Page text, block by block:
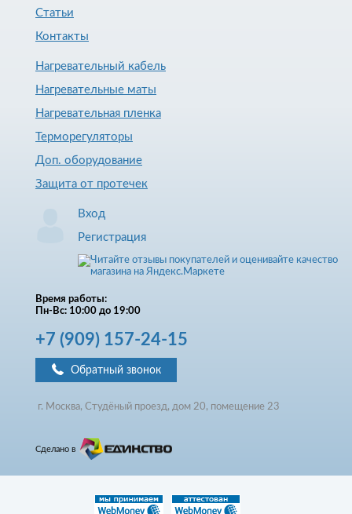
Статьи
Контакты
Нагревательный кабель
Нагревательные маты
Нагревательная пленка
Терморегуляторы
Доп. оборудование
Защита от протечек
Вход
Регистрация
Время работы:
Пн-Вс: 10:00 до 19:00
+7 (909) 157-24-15
Обратный звонок
г. Москва, Студёный проезд, дом 20, помещение 23
Сделано в